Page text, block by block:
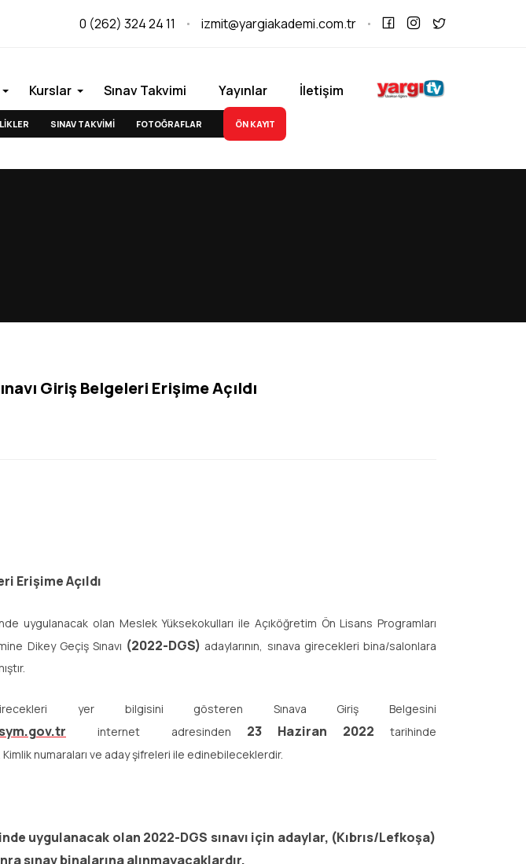
0 (262) 324 24 11 izmit@yargiakademi.com.tr
Kurslar Sınav Takvimi Yayınlar İletişim
SINAV TAKVİMİ FOTOĞRAFLAR ÖN KAYIT
Giriş Belgeleri Erişime Açıldı
Erişime Açıldı
uygulanacak olan Meslek Yüksekokulları ile Açıköğretim Ön Lisans Programları
Dikey Geçiş Sınavı (2022-DGS) adaylarının, sınava girecekleri bina/salonlara
yer bilgisini gösteren Sınava Giriş Belgesini
internet adresinden 23 Haziran 2022 tarihinde
numaraları ve aday şifreleri ile edinebileceklerdir.
uygulanacak olan 2022-DGS sınavı için adaylar, (Kıbrıs/Lefkoşa)
sınav binalarına alınmayacaklardır.